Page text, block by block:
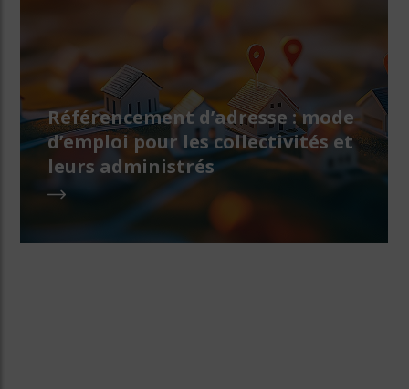
Référencement d’adresse : mode
d’emploi pour les collectivités et
leurs administrés